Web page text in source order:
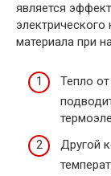
является
материала при
Тепло
Другой